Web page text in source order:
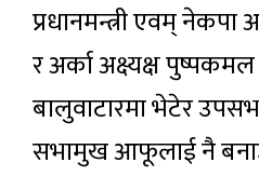
प्रधानमन्त्री एवम् नेकपा
र अर्का अक्ष्यक्ष
बालुवाटारमा भेटेर
सभामुख आफूलाई नै